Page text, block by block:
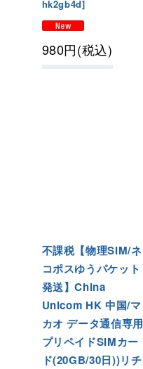
hk2gb4d]
980円(税込)
不課税【物理SIM/ネ
コポスゆうパケット
発送】China
Unicom HK 中国/マ
カオ データ通信専用
プリペイドSIMカー
ド(20GB/30日))リチ